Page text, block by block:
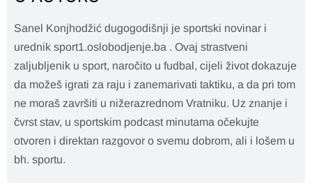
Sanel Konjhodžić dugogodišnji je sportski novinar i
urednik sport1.oslobodjenje.ba . Ovaj strastveni
zaljubljenik u sport, naročito u fudbal, cijeli život dokazuje
da možeš igrati za raju i zanemarivati taktiku, a da pri tom
ne moraš završiti u nižerazrednom Vratniku. Uz znanje i
čvrst stav, u sportskim podcast minutama očekujte
otvoren i direktan razgovor o svemu dobrom, ali i lošem u
bh. sportu.